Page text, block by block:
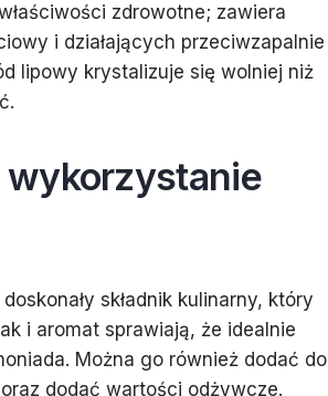
zdrowotne; zawiera
i działających przeciwzapalnie
lipowy krystalizuje się wolniej niż
wykorzystanie
składnik kulinarny, który
i aromat sprawiają, że idealnie
Można go również dodać do
dodać wartości odżywcze.